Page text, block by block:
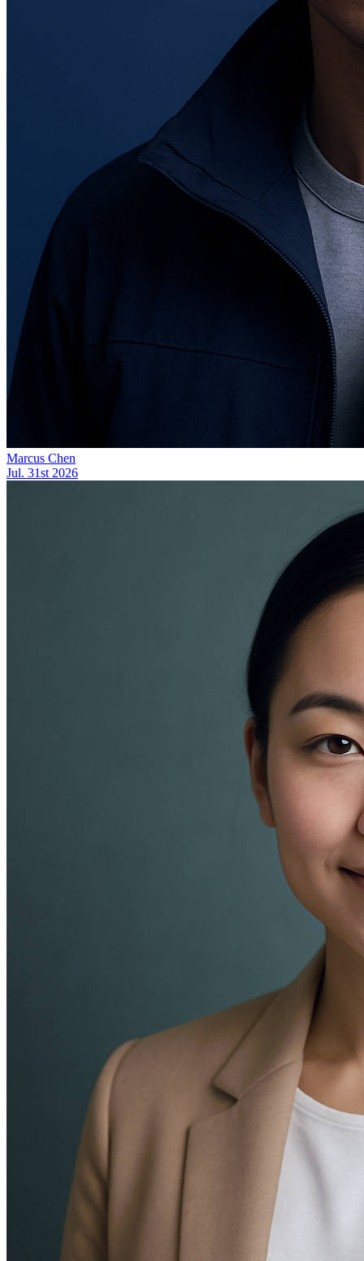
Marcus Chen
Jul. 31st 2026